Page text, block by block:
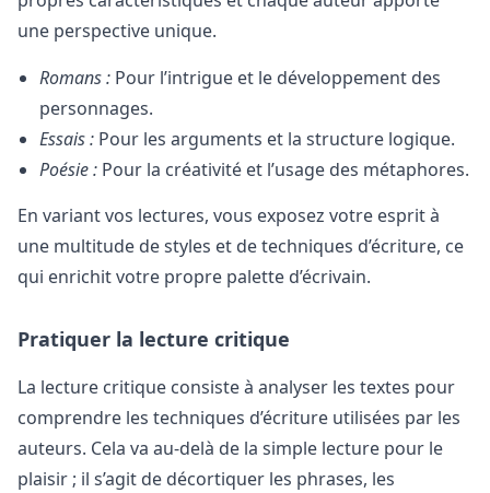
une perspective unique.
Romans : Pour l’intrigue et le développement des
personnages.
Essais : Pour les arguments et la structure logique.
Poésie : Pour la créativité et l’usage des métaphores.
En variant vos lectures, vous exposez votre esprit à
une multitude de styles et de techniques d’écriture, ce
qui enrichit votre propre palette d’écrivain.
Pratiquer la lecture critique
La lecture critique consiste à analyser les textes pour
comprendre les techniques d’écriture utilisées par les
auteurs. Cela va au-delà de la simple lecture pour le
plaisir ; il s’agit de décortiquer les phrases, les